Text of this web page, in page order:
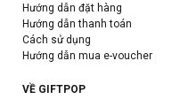
Hướng dẫn đặt hàng
Hướng dẫn thanh toán
Cách sử dụng
Hướng dẫn mua e-voucher
VỀ GIFTPOP